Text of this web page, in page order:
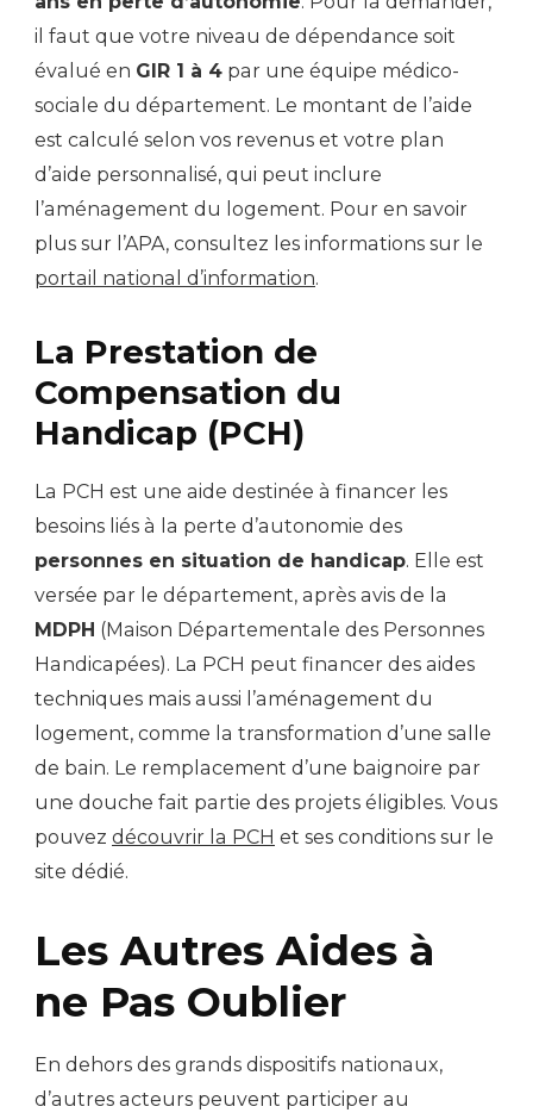
il faut que votre niveau de dépendance soit
évalué en GIR 1 à 4 par une équipe médico-
sociale du département. Le montant de l’aide
est calculé selon vos revenus et votre plan
d’aide personnalisé, qui peut inclure
l’aménagement du logement. Pour en savoir
plus sur l’APA, consultez les informations sur le
portail national d’information.
La Prestation de
Compensation du
Handicap (PCH)
La PCH est une aide destinée à financer les
besoins liés à la perte d’autonomie des
personnes en situation de handicap. Elle est
versée par le département, après avis de la
MDPH (Maison Départementale des Personnes
Handicapées). La PCH peut financer des aides
techniques mais aussi l’aménagement du
logement, comme la transformation d’une salle
de bain. Le remplacement d’une baignoire par
une douche fait partie des projets éligibles. Vous
pouvez découvrir la PCH et ses conditions sur le
site dédié.
Les Autres Aides à
ne Pas Oublier
En dehors des grands dispositifs nationaux,
d’autres acteurs peuvent participer au